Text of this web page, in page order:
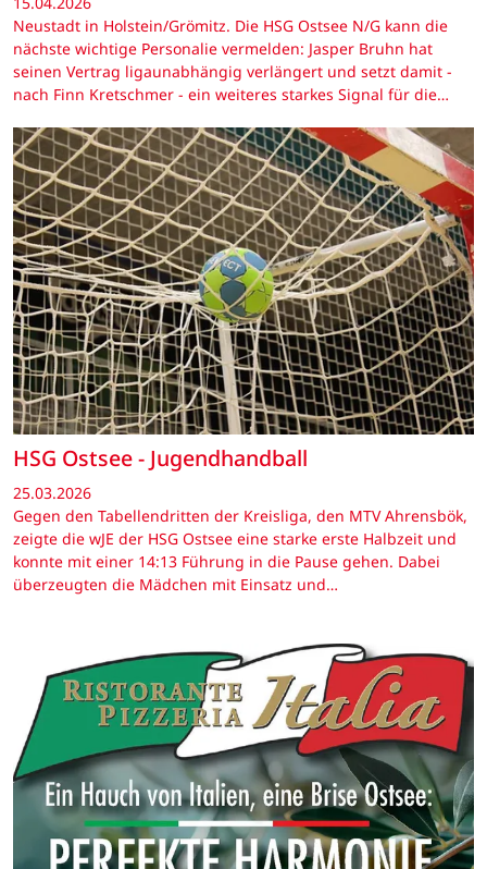
Neustadt in Holstein/Grömitz. Die HSG Ostsee N/G kann die
nächste wichtige Personalie vermelden: Jasper Bruhn hat
seinen Vertrag ligaunabhängig verlängert und setzt damit -
nach Finn Kretschmer - ein weiteres starkes Signal für die…
HSG Ostsee - Jugendhandball
25.03.2026
Gegen den Tabellendritten der Kreisliga, den MTV Ahrensbök,
zeigte die wJE der HSG Ostsee eine starke erste Halbzeit und
konnte mit einer 14:13 Führung in die Pause gehen. Dabei
überzeugten die Mädchen mit Einsatz und…